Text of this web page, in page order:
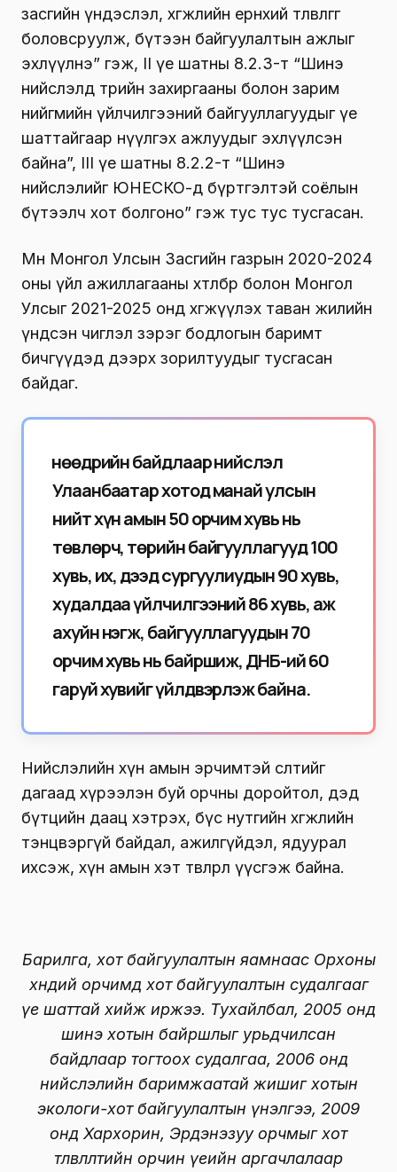
засгийн үндэслэл, хөгжлийн ерөнхий төлөвлөгөөг
боловсруулж, бүтээн байгуулалтын ажлыг
эхлүүлнэ” гэж, II үе шатны 8.2.3-т “Шинэ
нийслэлд төрийн захиргааны болон зарим
нийгмийн үйлчилгээний байгууллагуудыг үе
шаттайгаар нүүлгэх ажлуудыг эхлүүлсэн
байна”, III үе шатны 8.2.2-т “Шинэ
нийслэлийг ЮНЕСКО-д бүртгэлтэй соёлын
бүтээлч хот болгоно” гэж тус тус тусгасан.
Мөн Монгол Улсын Засгийн газрын 2020-2024
оны үйл ажиллагааны хөтөлбөр болон Монгол
Улсыг 2021-2025 онд хөгжүүлэх таван жилийн
үндсэн чиглэл зэрэг бодлогын баримт
бичгүүдэд дээрх зорилтуудыг тусгасан
байдаг.
Өнөөдрийн байдлаар нийслэл
Улаанбаатар хотод манай улсын
нийт хүн амын 50 орчим хувь нь
төвлөрч, төрийн байгууллагууд 100
хувь, их, дээд сургуулиудын 90 хувь,
худалдаа үйлчилгээний 86 хувь, аж
ахуйн нэгж, байгууллагуудын 70
орчим хувь нь байршиж, ДНБ-ий 60
гаруй хувийг үйлдвэрлэж байна.
Нийслэлийн хүн амын эрчимтэй өсөлтийг
дагаад хүрээлэн буй орчны доройтол, дэд
бүтцийн даац хэтрэх, бүс нутгийн хөгжлийн
тэнцвэргүй байдал, ажилгүйдэл, ядуурал
ихсэж, хүн амын хэт төвлөрөл үүсгэж байна.
Барилга, хот байгуулалтын яамнаас Орхоны
хөндий орчимд хот байгуулалтын судалгааг
үе шаттай хийж иржээ. Тухайлбал, 2005 онд
шинэ хотын байршлыг урьдчилсан
байдлаар тогтоох судалгаа, 2006 онд
нийслэлийн баримжаатай жишиг хотын
экологи-хот байгуулалтын үнэлгээ, 2009
онд Хархорин, Эрдэнэзуу орчмыг хот
төлөвлөлтийн орчин үеийн аргачлалаар